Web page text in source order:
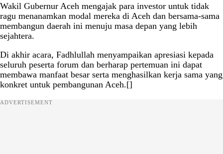
Wakil Gubernur Aceh mengajak para investor untuk tidak
ragu menanamkan modal mereka di Aceh dan bersama-sama
membangun daerah ini menuju masa depan yang lebih
sejahtera.
Di akhir acara, Fadhlullah menyampaikan apresiasi kepada
seluruh peserta forum dan berharap pertemuan ini dapat
membawa manfaat besar serta menghasilkan kerja sama yang
konkret untuk pembangunan Aceh.[]
ADVERTISEMENT